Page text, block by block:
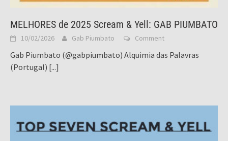
MELHORES de 2025 Scream & Yell: GAB PIUMBATO
10/02/2026 Gab Piumbato Comment
Gab Piumbato (@gabpiumbato) Alquimia das Palavras
(Portugal) [...]